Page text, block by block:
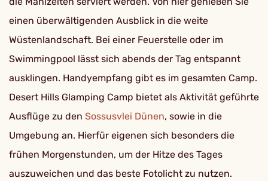
einen überwältigenden Ausblick in die weite
Wüstenlandschaft. Bei einer Feuerstelle oder im
Swimmingpool lässt sich abends der Tag entspannt
ausklingen. Handyempfang gibt es im gesamten Camp.
Desert Hills Glamping Camp bietet als Aktivität geführte
Ausflüge zu den Sossusvlei Dünen, sowie in die
Umgebung an. Hierfür eigenen sich besonders die
frühen Morgenstunden, um der Hitze des Tages
auszuweichen und das beste Fotolicht zu nutzen.